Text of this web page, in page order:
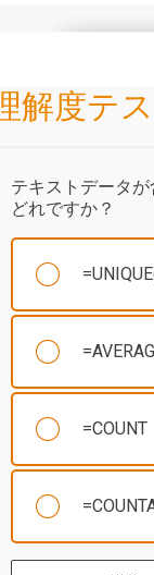
解度テ
テキストデータ
どれですか？
=COUNT